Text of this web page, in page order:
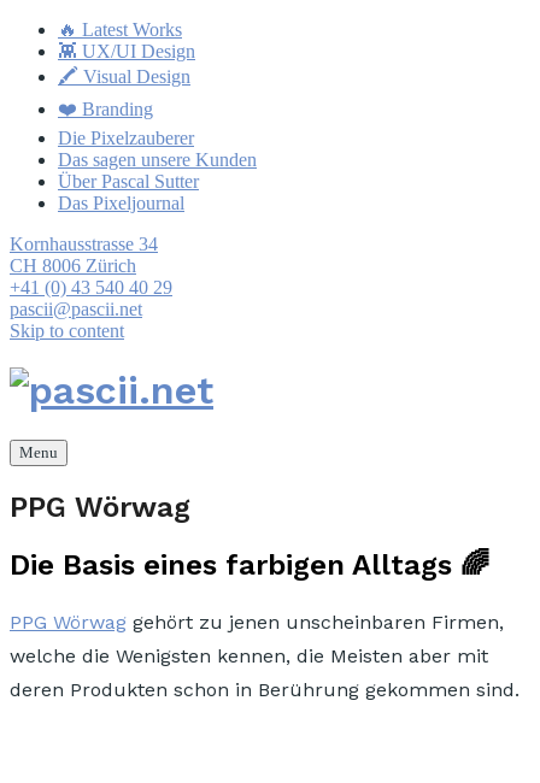
🔥 Latest Works
👾 UX/UI Design
🖍 Visual Design
❤️ Branding
Die Pixelzauberer
Das sagen unsere Kunden
Über Pascal Sutter
Das Pixeljournal
Kornhausstrasse 34
CH 8006 Zürich
+41 (0) 43 540 40 29
pascii@pascii.net
Skip to content
Menu
PPG Wörwag
Die Basis eines farbigen Alltags 🌈
PPG Wörwag gehört zu jenen unscheinbaren Firmen,
welche die Wenigsten kennen, die Meisten aber mit
deren Produkten schon in Berührung gekommen sind.